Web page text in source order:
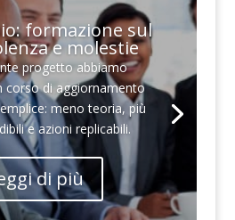
formazione sul
e molestie
progetto abbiamo
corso di aggiornamento
meno teoria, più
e azioni replicabili.
di più